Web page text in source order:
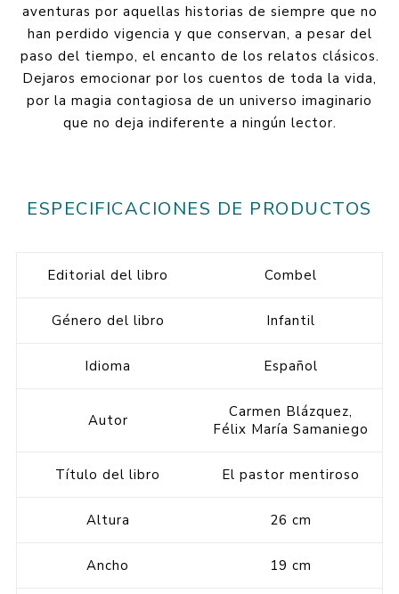
aventuras por aquellas historias de siempre que no
han perdido vigencia y que conservan, a pesar del
paso del tiempo, el encanto de los relatos clásicos.
Dejaros emocionar por los cuentos de toda la vida,
por la magia contagiosa de un universo imaginario
que no deja indiferente a ningún lector.
ESPECIFICACIONES DE PRODUCTOS
Editorial del libro Combel
Género del libro Infantil
Idioma Español
Autor
Carmen Blázquez,
Félix María Samaniego
Título del libro El pastor mentiroso
Altura 26 cm
Ancho 19 cm